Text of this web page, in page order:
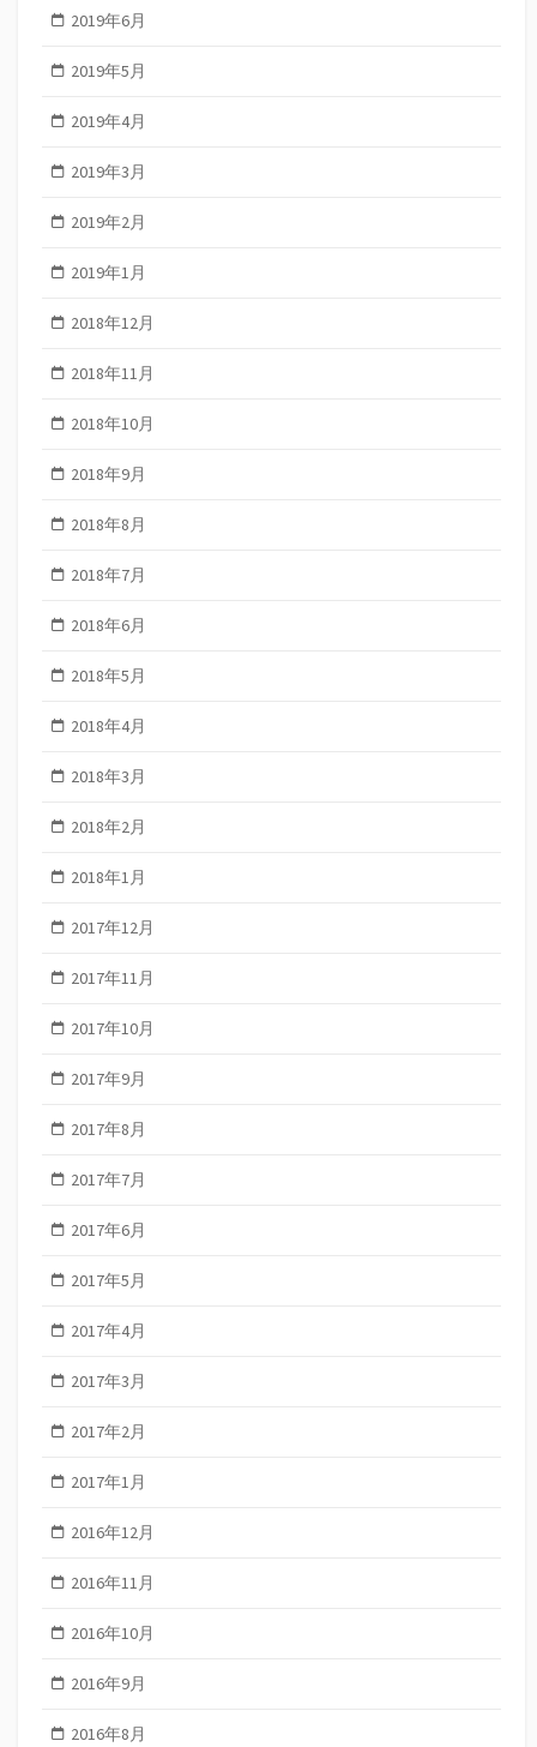
2019年6月
2019年5月
2019年4月
2019年3月
2019年2月
2019年1月
2018年12月
2018年11月
2018年10月
2018年9月
2018年8月
2018年7月
2018年6月
2018年5月
2018年4月
2018年3月
2018年2月
2018年1月
2017年12月
2017年11月
2017年10月
2017年9月
2017年8月
2017年7月
2017年6月
2017年5月
2017年4月
2017年3月
2017年2月
2017年1月
2016年12月
2016年11月
2016年10月
2016年9月
2016年8月